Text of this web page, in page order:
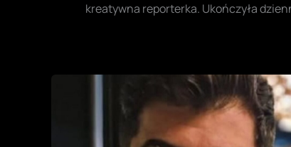
kreatywna reporterka. Ukończyła